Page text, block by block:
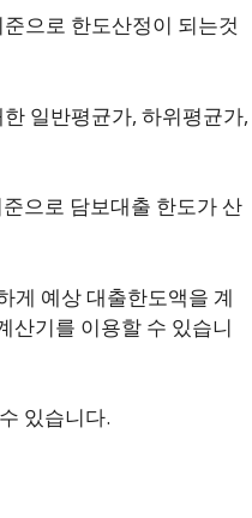
으로 한도산정이 되는것
일반평균가, 하위평균가,
으로 담보대출 한도가 산
게 예상 대출한도액을 계
산기를 이용할 수 있습니
있습니다.